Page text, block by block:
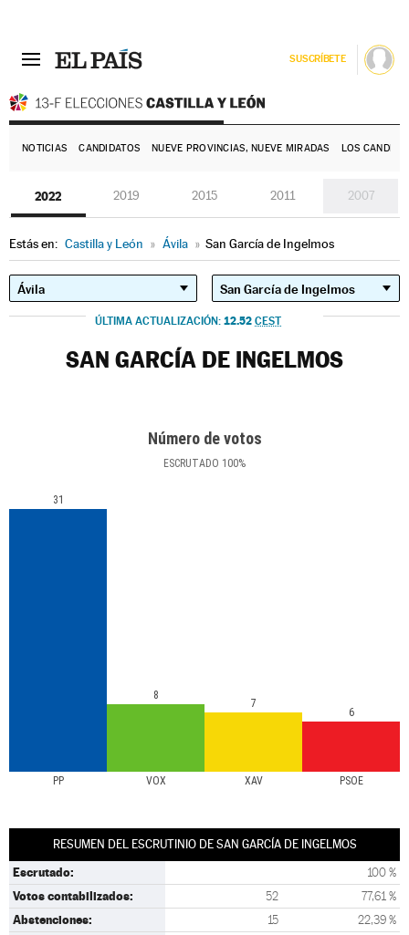
SUSCRÍBETE
NOTICIAS CANDIDATOS NUEVE PROVINCIAS, NUEVE MIRADAS LOS
2022 2019 2015 2011 2007
Estás en: Castilla y León » Ávila » San García de Ingelmos
ÚLTIMA ACTUALIZACIÓN: 12.52 CEST
SAN GARCÍA DE INGELMOS
Número de votos
ESCRUTADO 100%
PP VOX XAV PSOE
31
8
7
6
RESUMEN DEL ESCRUTINIO DE SAN GARCÍA DE INGELMOS
Escrutado: 100 %
Votos contabilizados: 52 77,61 %
Abstenciones: 15 22,39 %